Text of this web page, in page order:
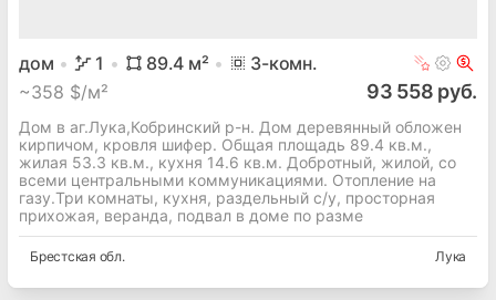
дом 1 89.4 м² 3-комн.
~358 $/м² 93 558 руб.
Дом в аг.Лука,Кобринский р-н. Дом деревянный обложен
кирпичом, кровля шифер. Общая площадь 89.4 кв.м.,
жилая 53.3 кв.м., кухня 14.6 кв.м. Добротный, жилой, со
всеми центральными коммуникациями. Отопление на
газу.Три комнаты, кухня, раздельный с/у, просторная
прихожая, веранда, подвал в доме по разме
Брестская обл. Лука